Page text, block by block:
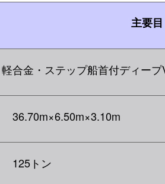
主要目
軽合金・ステップ船首付ディープ
36.70m×6.50m×3.10m
125トン